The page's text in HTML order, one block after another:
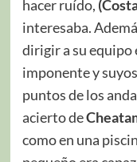
hacer ruído,
interesaba.
dirigir a su equipo
imponente y
puntos de los
acierto de
como en una